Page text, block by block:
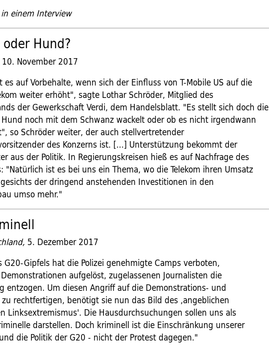
einem Interview
Hund?
10. November 2017
auf Vorbehalte, wenn sich der Einfluss von T-Mobile US auf die
weiter erhöht", sagte Lothar Schröder, Mitglied des
der Gewerkschaft Verdi, dem Handelsblatt. "Es stellt sich doch die
noch mit dem Schwanz wackelt oder ob es nicht irgendwann
so Schröder weiter, der auch stellvertretender
des Konzerns ist. [...] Unterstützung bekommt der
aus der Politik. In Regierungskreisen hieß es auf Nachfrage des
"Natürlich ist es bei uns ein Thema, wo die Telekom ihren Umsatz
der dringend anstehenden Investitionen in den
umso mehr."
5. Dezember 2017
G20-Gipfels hat die Polizei genehmigte Camps verboten,
aufgelöst, zugelassenen Journalisten die
entzogen. Um diesen Angriff auf die Demonstrations- und
zu rechtfertigen, benötigt sie nun das Bild des ,angeblichen
Linksextremismus'. Die Hausdurchsuchungen sollen uns als
darstellen. Doch kriminell ist die Einschränkung unserer
die Politik der G20 - nicht der Protest dagegen."